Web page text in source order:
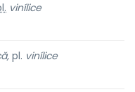
vinílice
pl. vinílice